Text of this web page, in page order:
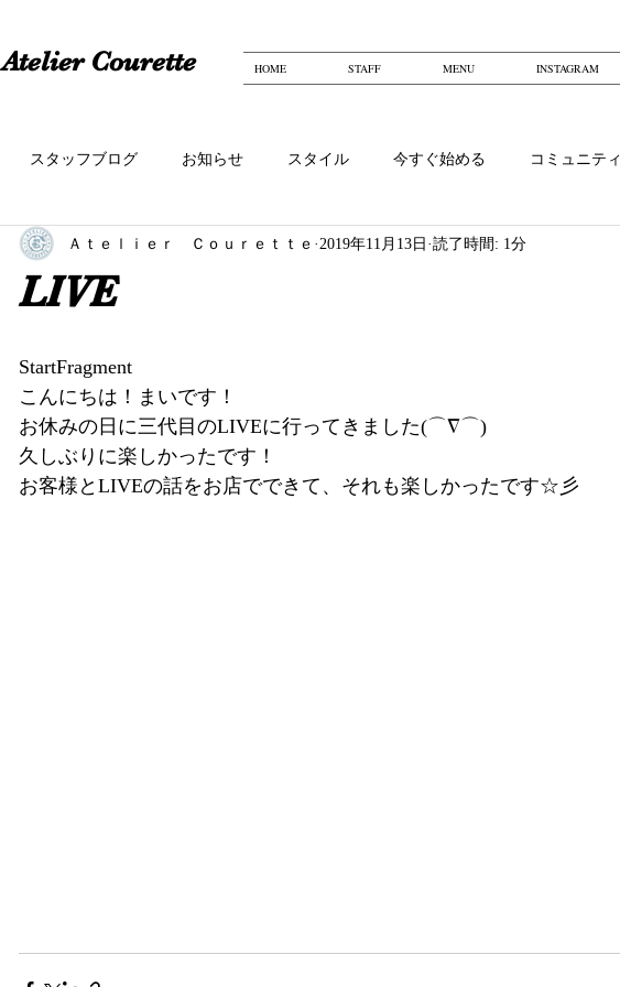
​​Atelier Courette​ HOME STAFF MENU INSTAGRAM
スタッフブログ お知らせ スタイル 今すぐ始める コミュニティ
LIVE
Ａｔｅｌｉｅｒ Ｃｏｕｒｅｔｔｅ 2019年11月13日 読了時間: 1分
StartFragment
こんにちは！まいです！
お休みの日に三代目のLIVEに行ってきました(⌒∇⌒)
久しぶりに楽しかったです！
お客様とLIVEの話をお店でできて、それも楽しかったです☆彡